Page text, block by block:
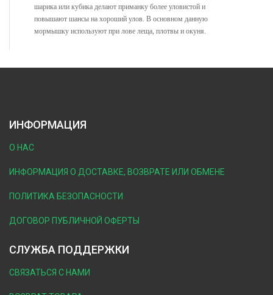
шарика или кубика делают приманку более уловистой и
повышают шансы на хороший улов. В основном данную
мормышку используют при лове леща, плотвы и окуня.
ИНФОРМАЦИЯ
О НАС
ИНФОРМАЦИЯ О ДОСТАВКЕ, ВОЗВРАТЕ ИЛИ ОБМЕНЕ
ПОЛИТИКА БЕЗОПАСНОСТИ
ДОГОВОР ПУБЛИЧНОЙ ОФЕРТЫ
СЛУЖБА ПОДДЕРЖКИ
СВЯЗАТЬСЯ С НАМИ